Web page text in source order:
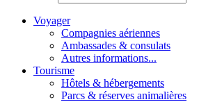
Voyager
Compagnies aériennes
Ambassades & consulats
Autres informations...
Tourisme
Hôtels & hébergements
Parcs & réserves animalières